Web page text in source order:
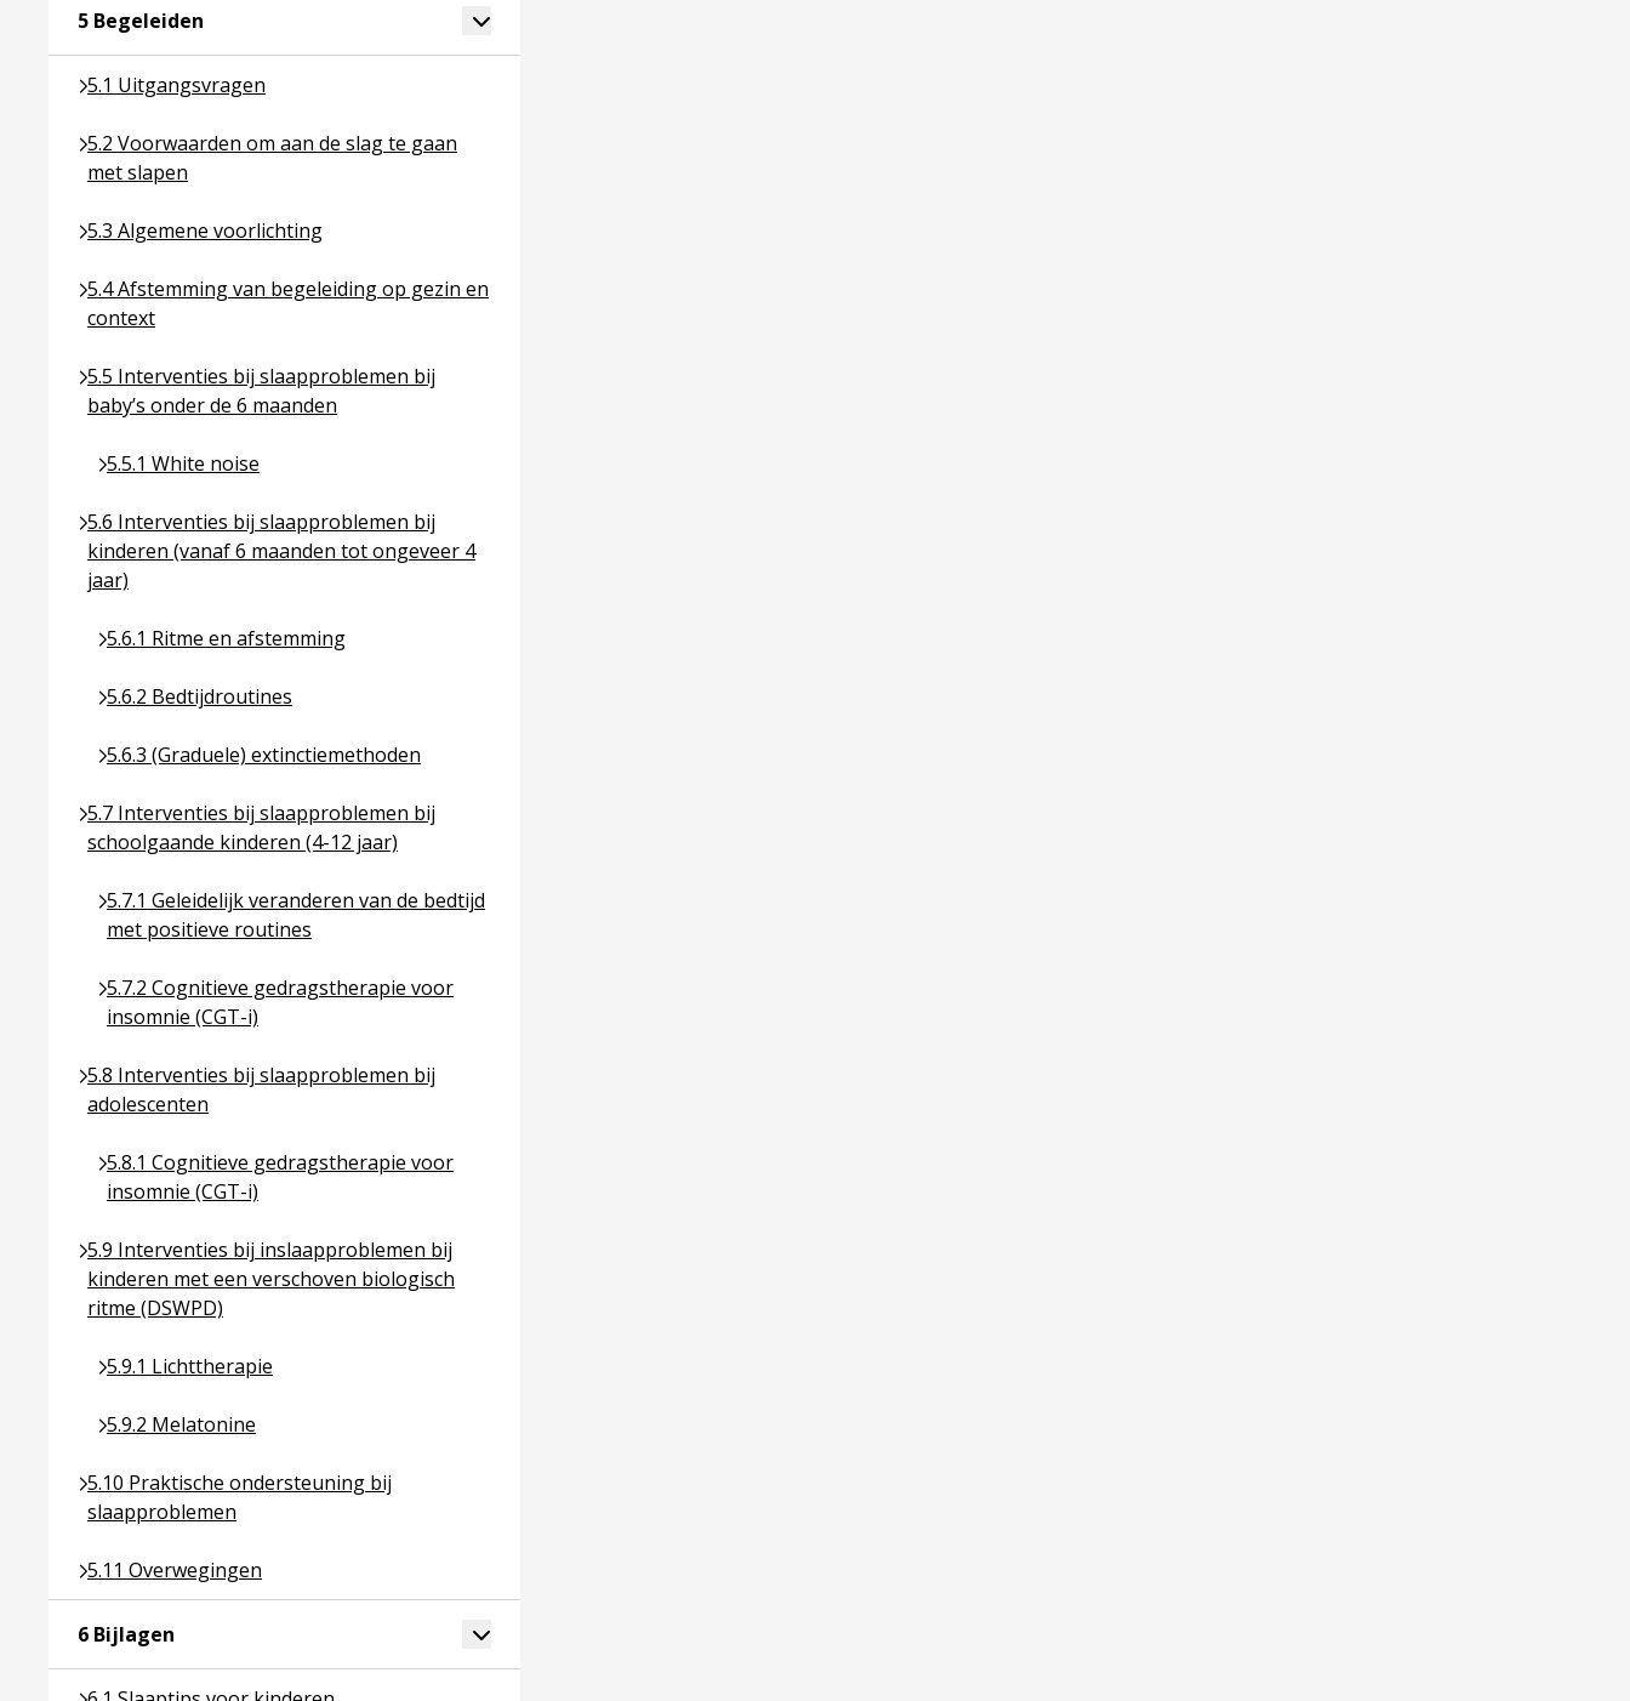
5 Begeleiden Ga naar pagina over 5 BegeleidenToggle accordion over 5 Begeleiden
5.1 Uitgangsvragen
Ga naar pagina over 5.1 Uitgangsvragen
5.2 Voorwaarden om aan de slag te gaan
met slapen
Ga naar pagina over 5.2 Voorwaarden om aan de slag te gaan met slapen
5.3 Algemene voorlichting
Ga naar pagina over 5.3 Algemene voorlichting
5.4 Afstemming van begeleiding op gezin en
context
Ga naar pagina over 5.4 Afstemming van begeleiding op gezin en context
5.5 Interventies bij slaapproblemen bij
baby’s onder de 6 maanden
Ga naar pagina over 5.5 Interventies bij slaapproblemen bij baby’s onder de 6 maanden
5.5.1 White noise
Ga naar pagina over 5.5.1 White noise
5.6 Interventies bij slaapproblemen bij
kinderen (vanaf 6 maanden tot ongeveer 4
jaar)
Ga naar pagina over 5.6 Interventies bij slaapproblemen bij kinderen (vanaf 6 maanden tot ongeveer 4 jaar)
5.6.1 Ritme en afstemming
Ga naar pagina over 5.6.1 Ritme en afstemming
5.6.2 Bedtijdroutines
Ga naar pagina over 5.6.2 Bedtijdroutines
5.6.3 (Graduele) extinctiemethoden
Ga naar pagina over 5.6.3 (Graduele) extinctiemethoden
5.7 Interventies bij slaapproblemen bij
schoolgaande kinderen (4-12 jaar)
Ga naar pagina over 5.7 Interventies bij slaapproblemen bij schoolgaande kinderen (4-12 jaar)
5.7.1 Geleidelijk veranderen van de bedtijd
met positieve routines
Ga naar pagina over 5.7.1 Geleidelijk veranderen van de bedtijd met positieve routines
5.7.2 Cognitieve gedragstherapie voor
insomnie (CGT-i)
Ga naar pagina over 5.7.2 Cognitieve gedragstherapie voor insomnie (CGT-i)
5.8 Interventies bij slaapproblemen bij
adolescenten
Ga naar pagina over 5.8 Interventies bij slaapproblemen bij adolescenten
5.8.1 Cognitieve gedragstherapie voor
insomnie (CGT-i)
Ga naar pagina over 5.8.1 Cognitieve gedragstherapie voor insomnie (CGT-i)
5.9 Interventies bij inslaapproblemen bij
kinderen met een verschoven biologisch
ritme (DSWPD)
Ga naar pagina over 5.9 Interventies bij inslaapproblemen bij kinderen met een verschoven biologisch ritme (DSWPD)
5.9.1 Lichttherapie
Ga naar pagina over 5.9.1 Lichttherapie
5.9.2 Melatonine
Ga naar pagina over 5.9.2 Melatonine
5.10 Praktische ondersteuning bij
slaapproblemen
Ga naar pagina over 5.10 Praktische ondersteuning bij slaapproblemen
5.11 Overwegingen
Ga naar pagina over 5.11 Overwegingen
6 Bijlagen Toggle accordion over 6 Bijlagen